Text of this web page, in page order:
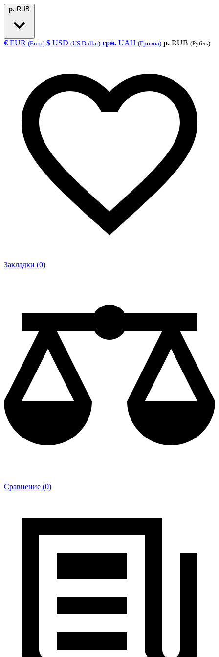
р. RUB
€ EUR (Euro) $ USD (US Dollar) грн. UAH (Гривна) р. RUB (Рубль)
Закладки (0)
Сравнение (0)